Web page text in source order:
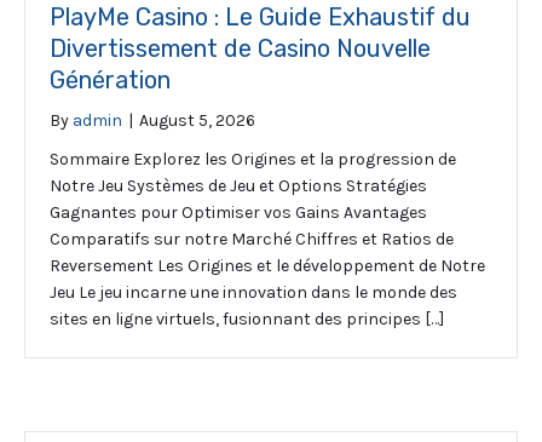
PlayMe Casino : Le Guide Exhaustif du
Divertissement de Casino Nouvelle
Génération
By admin | August 5, 2026
Sommaire Explorez les Origines et la progression de
Notre Jeu Systèmes de Jeu et Options Stratégies
Gagnantes pour Optimiser vos Gains Avantages
Comparatifs sur notre Marché Chiffres et Ratios de
Reversement Les Origines et le développement de Notre
Jeu Le jeu incarne une innovation dans le monde des
sites en ligne virtuels, fusionnant des principes […]